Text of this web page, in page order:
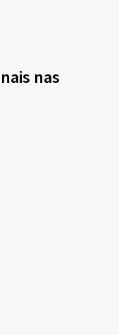
nas